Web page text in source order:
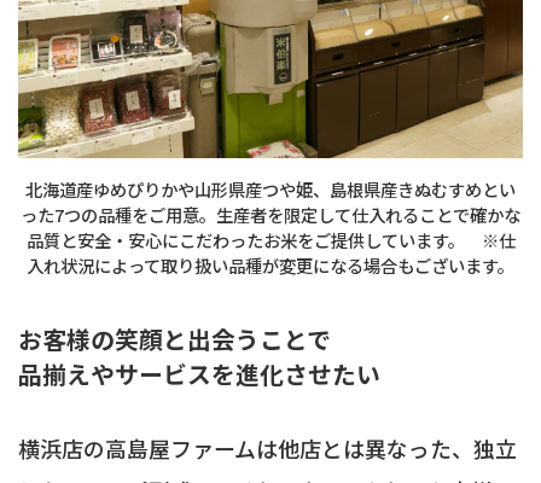
北海道産ゆめぴりかや山形県産つや姫、島根県産きぬむすめとい
った7つの品種をご用意。生産者を限定して仕入れることで確かな
品質と安全・安心にこだわったお米をご提供しています。 ※仕
入れ状況によって取り扱い品種が変更になる場合もございます。
お客様の笑顔と出会うことで
品揃えやサービスを進化させたい
横浜店の高島屋ファームは他店とは異なった、独立